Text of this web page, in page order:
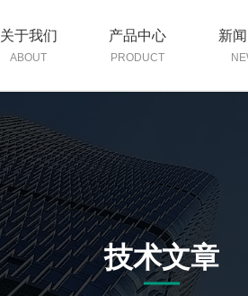
关于我们
ABOUT
产品中心
PRODUCT
新
技术文章